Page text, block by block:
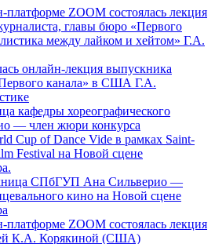
онлайн-лекция выпускника
канала» в США Г.А.
СПбГУП Ана Сильвeрио —
кино на Новой сцене